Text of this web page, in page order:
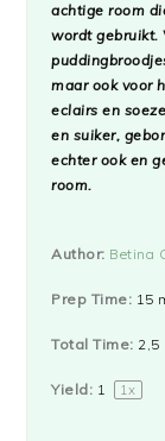
achtige room
wordt gebruikt.
maar ook voor
eclairs en
en suiker,
echter ook en
room.
Author: Betina
Prep Time: 15
Total Time: 2,5
Yield: 1 1x